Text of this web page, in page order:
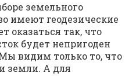
земельного
имеют геодезические
оказаться так, что
будет непригоден
видим только то, что
земли. А для